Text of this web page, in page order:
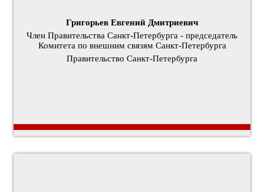
Григорьев Евгений Дмитриевич
Член Правительства Санкт‑Петербурга - председатель
Комитета по внешним связям Санкт‑Петербурга
Правительство Санкт-Петербурга